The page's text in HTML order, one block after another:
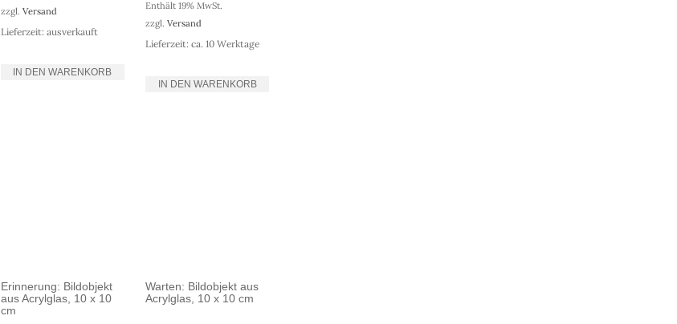
zzgl.Versand
Lieferzeit: ausverkauft
IN DEN WARENKORB
Enthält 19% MwSt.
zzgl.Versand
Lieferzeit: ca. 10 Werktage
IN DEN WARENKORB
Erinnerung: Bildobjekt
aus Acrylglas, 10 x 10
cm
Warten: Bildobjekt aus
Acrylglas, 10 x 10 cm